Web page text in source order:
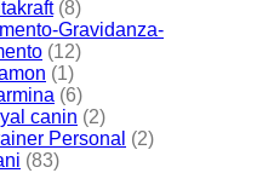
(8)
Gravidanza-
(12)
(1)
(6)
canin (2)
Personal (2)
(83)